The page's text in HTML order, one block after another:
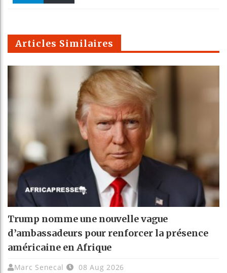
m
Articles Similaires
Trump nomme une nouvelle vague
d’ambassadeurs pour renforcer la présence
américaine en Afrique
Marc Senecal 08 Aug 2026